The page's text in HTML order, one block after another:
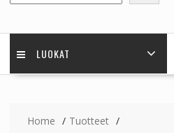
LUOKAT
Home
Tuotteet